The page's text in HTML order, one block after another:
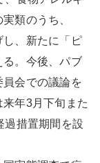
類のうち、
し、新たに「ピ
る。今後、パブ
会での議論を
年3月下旬また
過措置期間を設